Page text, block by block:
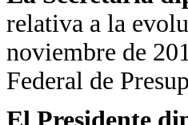
relativa a la
noviembre de
Federal de
El Presidente